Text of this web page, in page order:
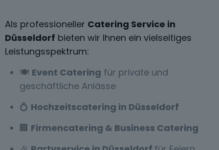
Als professioneller Catering Service in
Düsseldorf bieten wir Ihnen ein vielseitiges
Leistungsspektrum:
🍽️ Event Catering für private und
geschäftliche Anlässe
💍 Hochzeitscatering in Düsseldorf
🏢 Firmencatering & Business Catering